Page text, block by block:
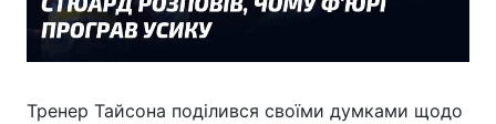
Тренер Тайсона поділився своїми думками щодо